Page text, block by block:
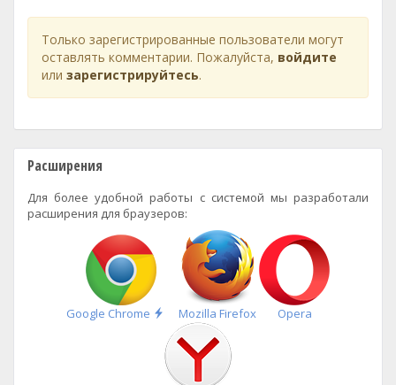
Только зарегистрированные пользователи могут
оставлять комментарии. Пожалуйста, войдите
или зарегистрируйтесь.
Расширения
Для более удобной работы с системой мы разработали
расширения для браузеров:
Google Chrome
Быстрая
установка
Mozilla Firefox Opera